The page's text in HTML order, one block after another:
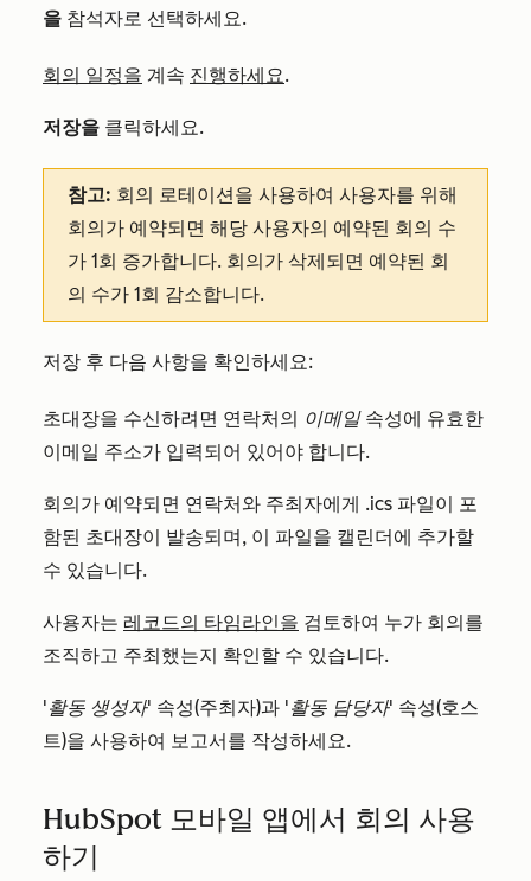
을 참석자로 선택하세요.
회의 일정을 계속 진행하세요.
저장을 클릭하세요.
참고: 회의 로테이션을 사용하여 사용자를 위해
회의가 예약되면 해당 사용자의 예약된 회의 수
가 1회 증가합니다. 회의가 삭제되면 예약된 회
의 수가 1회 감소합니다.
저장 후 다음 사항을 확인하세요:
초대장을 수신하려면 연락처의 이메일속성에 유효한
이메일 주소가 입력되어 있어야 합니다.
회의가 예약되면 연락처와 주최자에게 .ics 파일이 포
함된 초대장이 발송되며, 이 파일을 캘린더에 추가할
수 있습니다.
사용자는 레코드의 타임라인을 검토하여 누가 회의를
조직하고 주최했는지 확인할 수 있습니다.
'활동 생성자' 속성(주최자)과 '활동 담당자' 속성(호스
트)을 사용하여 보고서를 작성하세요.
HubSpot 모바일 앱에서 회의 사용
하기